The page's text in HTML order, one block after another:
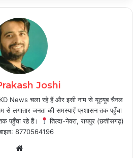
Joshi
News चला रहे हैं और इसी नाम से यूट्यूब चैनल
से लगातार जनता की समस्याएँ प्रशासन तक पहुँचा
पहुँचा रहे हैं।
तिल्दा-नेवरा, रायपुर (छत्तीसगढ़)
8770564196
Website